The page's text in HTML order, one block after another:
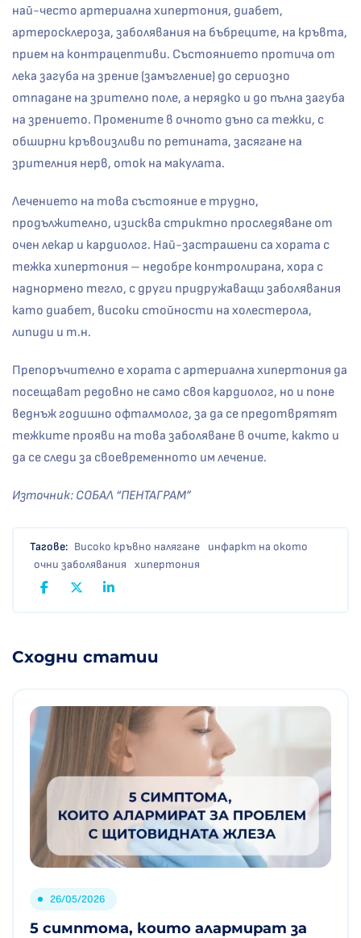
най-често артериална хипертония, диабет,
артеросклероза, заболявания на бъбреците, на кръвта,
прием на контрацептиви. Състоянието протича от
лека загуба на зрение (замъгление) до сериозно
отпадане на зрително поле, а нерядко и до пълна загуба
на зрението. Промените в очното дъно са тежки, с
обширни кръвоизливи по ретината, засягане на
зрителния нерв, оток на макулата.
Лечението на това състояние е трудно,
продължително, изисква стриктно проследяване от
очен лекар и кардиолог. Най-застрашени са хората с
тежка хипертония – недобре контролирана, хора с
наднормено тегло, с други придружаващи заболявания
като диабет, високи стойности на холестерола,
липиди и т.н.
Препоръчително е хората с артериална хипертония да
посещават редовно не само своя кардиолог, но и поне
веднъж годишно офталмолог, за да се предотврятят
тежките прояви на това заболяване в очите, както и
да се следи за своевременното им лечение.
Източник: СОБАЛ “ПЕНТАГРАМ”
Тагове: Високо кръвно налягане
инфаркт на окото
очни заболявания
хипертония
Сходни статии
26/05/2026
5 симптома, които алармират за